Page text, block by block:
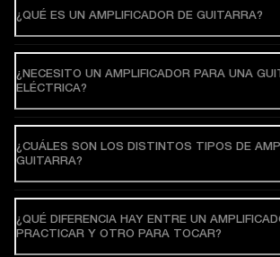
¿QUÉ ES UN AMPLIFICADOR DE GUITARRA?
¿NECESITO UN AMPLIFICADOR PARA UNA
ELÉCTRICA?
¿CUÁLES SON LOS DISTINTOS TIPOS DE
GUITARRA?
¿QUÉ DIFERENCIA HAY ENTRE UN
PRACTICAR Y OTRO PARA TOCAR?